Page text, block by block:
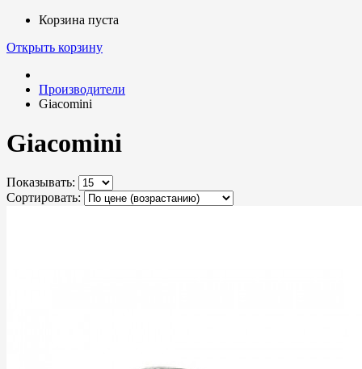
Корзина пуста
Открыть корзину
Производители
Giacomini
Giacomini
Показывать:
Сортировать: